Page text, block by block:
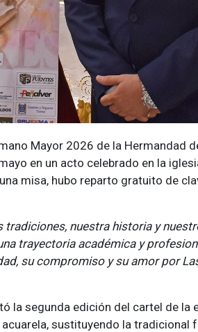
Mayor 2026 de la Hermandad
en un acto celebrado en la
misa, hubo reparto gratuito de
tradiciones, nuestra historia y
trayectoria académica y
su compromiso y su amor por
la segunda edición del cartel de la
sustituyendo la tradicional